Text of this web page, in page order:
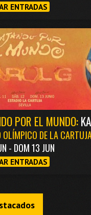
ENTRADAS
POR EL MUNDO:
OLÍMPICO DE LA
- DOM 13 JUN
ENTRADAS